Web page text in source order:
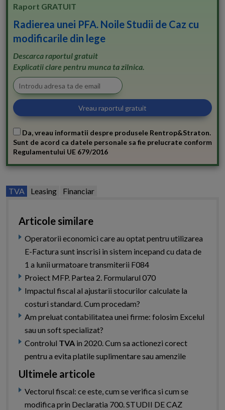
Raport GRATUIT
Radierea unei PFA. Noile Studii de Caz cu
modificarile din lege
Descarca raportul gratuit
Explicatii clare pentru munca ta zilnica.
Da, vreau informatii despre produsele Rentrop&Straton.
Sunt de acord ca datele personale sa fie prelucrate conform
Regulamentului UE 679/2016
TVA Leasing Financiar
Articole similare
Operatorii economici care au optat pentru utilizarea
E-Factura sunt inscrisi in sistem incepand cu data de
1 a lunii urmatoare transmiterii F084
Proiect MFP. Partea 2. Formularul 070
Impactul fiscal al ajustarii stocurilor calculate la
costuri standard. Cum procedam?
Am preluat contabilitatea unei firme: folosim Excelul
sau un soft specializat?
Controlul TVA in 2020. Cum sa actionezi corect
pentru a evita platile suplimentare sau amenzile
Ultimele articole
Vectorul fiscal: ce este, cum se verifica si cum se
modifica prin Declaratia 700. STUDII DE CAZ